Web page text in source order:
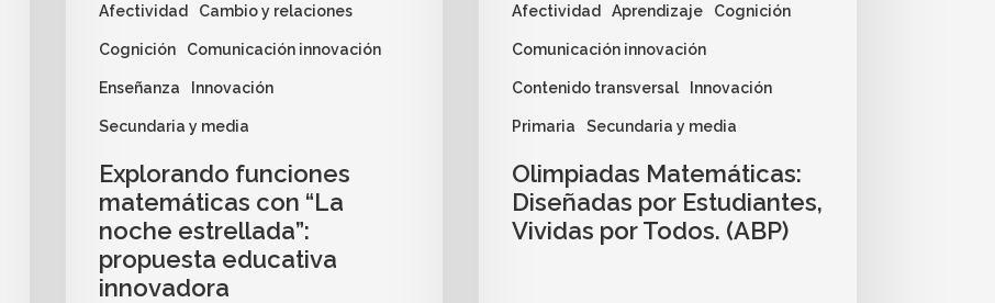
Afectividad Cambio y relaciones
Cognición Comunicación innovación
Enseñanza Innovación
Secundaria y media
Explorando funciones
matemáticas con “La
noche estrellada”:
propuesta educativa
innovadora
Afectividad Aprendizaje Cognición
Comunicación innovación
Contenido transversal Innovación
Primaria Secundaria y media
Olimpiadas Matemáticas:
Diseñadas por Estudiantes,
Vividas por Todos. (ABP)